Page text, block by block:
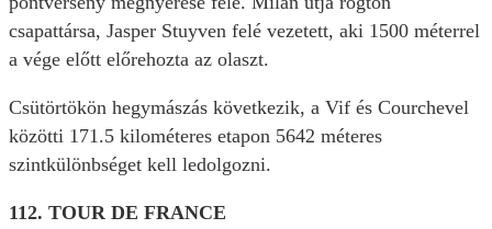
csapattársa, Jasper Stuyven felé vezetett, aki 1500 méterrel
a vége előtt előrehozta az olaszt.
Csütörtökön hegymászás következik, a Vif és Courchevel
közötti 171.5 kilométeres etapon 5642 méteres
szintkülönbséget kell ledolgozni.
112. TOUR DE FRANCE